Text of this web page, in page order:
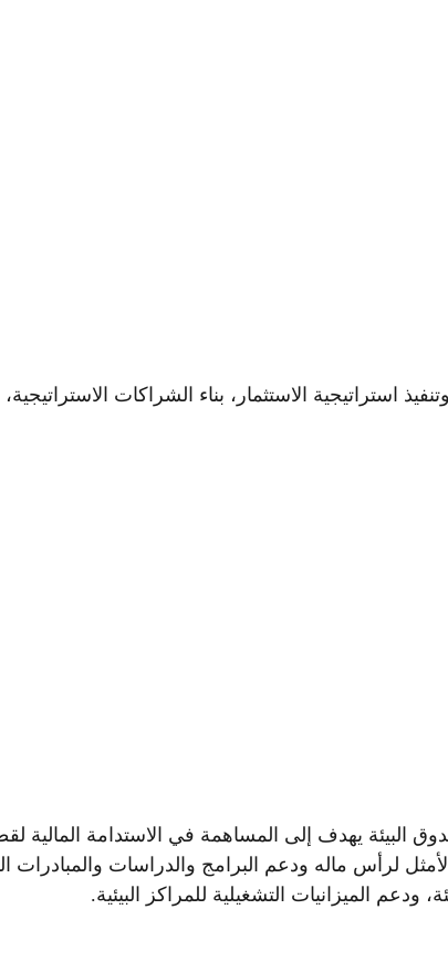
استراتيجية الاستثمار، بناء الشراكات الاستراتيجية،
أهداف رؤية المملكة العربية السعوديّة 2030 فإن صندوق البيئة يهدف إلى المساهمة في الاستدامة
لرأس ماله ودعم البرامج والدراسات والمبادرات
ودعم الميزانيات التشغيلية للمراكز البيئية.